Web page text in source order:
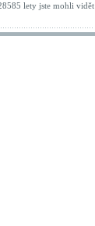
lety jste mohli vidět